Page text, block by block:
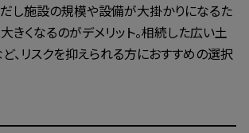
だし施設の規模や設備が大掛かりになるた
きくなるのがデメリット。相続した広い土
、リスクを抑えられる方におすすめの選択